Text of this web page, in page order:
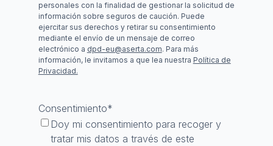
personales con la finalidad de gestionar la solicitud de
información sobre seguros de caución. Puede
ejercitar sus derechos y retirar su consentimiento
mediante el envío de un mensaje de correo
electrónico a dpd-eu@aserta.com. Para más
información, le invitamos a que lea nuestra Política de
Privacidad.
Consentimiento*
Doy mi consentimiento para recoger y
tratar mis datos a través de este